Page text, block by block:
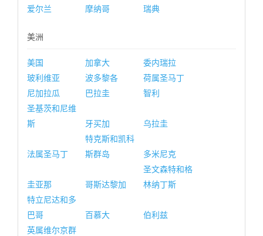
爱尔兰
摩纳哥 瑞典
美洲
美国 加拿大
委内瑞拉
玻利维亚
波多黎各
荷属圣马丁
尼加拉瓜
巴拉圭
智利
圣基茨和尼维
斯
牙买加 乌拉圭
法属圣马丁
特克斯和凯科
斯群岛
多米尼克
圭亚那 哥斯达黎加
圣文森特和格
林纳丁斯
特立尼达和多
巴哥
百慕大
伯利兹
英属维尔京群